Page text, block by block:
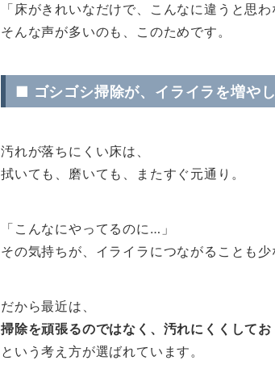
「床がきれいなだけで、こんなに違うと思わ
そんな声が多いのも、このためです。
■ ゴシゴシ掃除が、イライラを増や
汚れが落ちにくい床は、
拭いても、磨いても、またすぐ元通り。
「こんなにやってるのに…」
その気持ちが、イライラにつながることも少
だから最近は、
掃除を頑張るのではなく、汚れにくくしてお
という考え方が選ばれています。